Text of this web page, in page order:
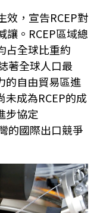
效，宣告RCEP對
讓。RCEP區域總
占全球比重約
著全球人口最
的自由貿易區進
未成為RCEP的成
步協定
的國際出口競爭